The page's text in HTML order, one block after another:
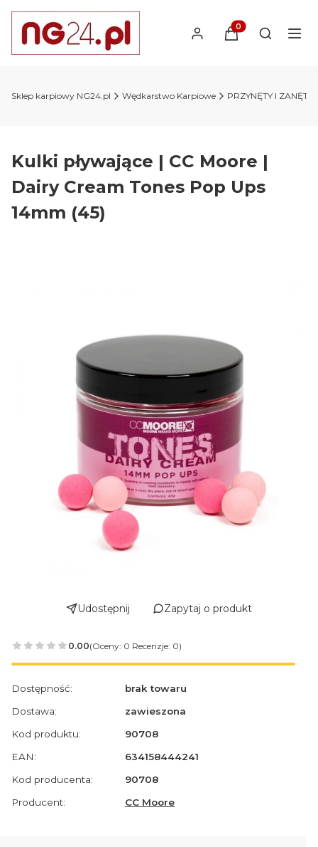
Produkty w
Otwórz
Sklep karpiowy NG24.pl Wędkarstwo Karpiowe PRZYNĘTY I ZANĘTY
Kulki pływające | CC Moore |
Dairy Cream Tones Pop Ups
14mm (45)
Udostępnij Zapytaj o produkt
0.00(Oceny: 0 Recenzje: 0)
Dostępność:
brak towaru
Dostawa:
zawieszona
Kod produktu:
90708
EAN:
634158444241
Kod producenta:
90708
Producent:
CC Moore